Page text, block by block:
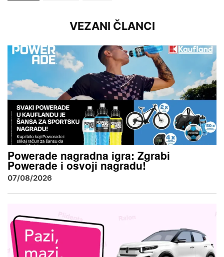
VEZANI ČLANCI
Powerade nagradna igra: Zgrabi
Powerade i osvoji nagradu!
07/08/2026